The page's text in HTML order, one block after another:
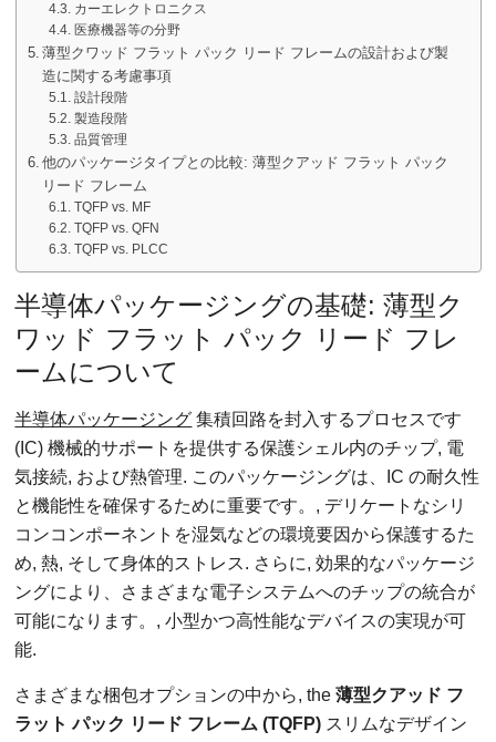
カーエレクトロニクス
医療機器等の分野
薄型クワッド フラット パック リード フレームの設計および製
造に関する考慮事項
設計段階
製造段階
品質管理
他のパッケージタイプとの比較: 薄型クアッド フラット パック
リード フレーム
TQFP vs. MF
TQFP vs. QFN
TQFP vs. PLCC
半導体パッケージングの基礎: 薄型ク
ワッド フラット パック リード フレ
ームについて
半導体パッケージング 集積回路を封入するプロセスです
(IC) 機械的サポートを提供する保護シェル内のチップ, 電
気接続, および熱管理. このパッケージングは​​、IC の耐久性
と機能性を確保するために重要です。, デリケートなシリ
コンコンポーネントを湿気などの環境要因から保護するた
め, 熱, そして身体的ストレス. さらに, 効果的なパッケージ
ングにより、さまざまな電子システムへのチップの統合が
可能になります。, 小型かつ高性能なデバイスの実現が可
能.
さまざまな梱包オプションの中から,the 薄型クアッド フ
ラット パック リード フレーム (TQFP) スリムなデザイン